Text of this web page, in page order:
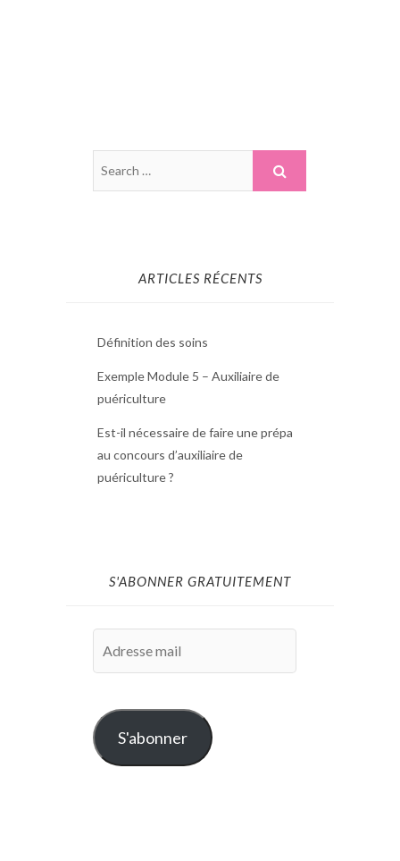
ARTICLES RÉCENTS
Définition des soins
Exemple Module 5 – Auxiliaire de
puériculture
Est-il nécessaire de faire une prépa
au concours d’auxiliaire de
puériculture ?
S'ABONNER GRATUITEMENT
S'abonner